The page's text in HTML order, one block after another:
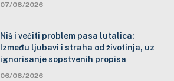
07/08/2026
Niš i večiti problem pasa lutalica:
Između ljubavi i straha od životinja, uz
ignorisanje sopstvenih propisa
06/08/2026